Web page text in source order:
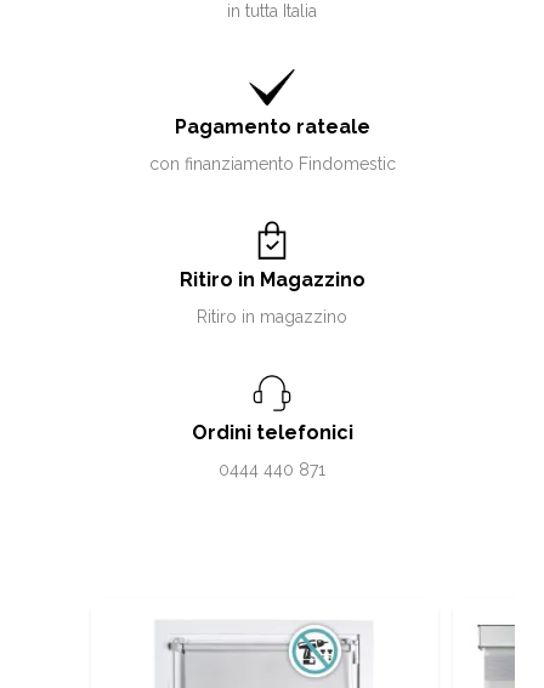
in tutta Italia
Pagamento rateale
con finanziamento Findomestic
Ritiro in Magazzino
Ritiro in magazzino
Ordini telefonici
0444 440 871